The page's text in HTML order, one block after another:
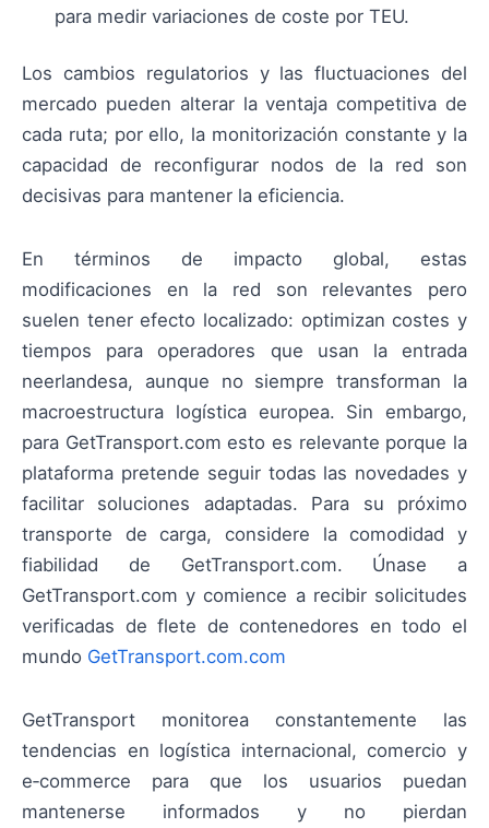
para medir variaciones de coste por TEU.
Los cambios regulatorios y las fluctuaciones del
mercado pueden alterar la ventaja competitiva de
cada ruta; por ello, la monitorización constante y la
capacidad de reconfigurar nodos de la red son
decisivas para mantener la eficiencia.
En términos de impacto global, estas
modificaciones en la red son relevantes pero
suelen tener efecto localizado: optimizan costes y
tiempos para operadores que usan la entrada
neerlandesa, aunque no siempre transforman la
macroestructura logística europea. Sin embargo,
para GetTransport.com esto es relevante porque la
plataforma pretende seguir todas las novedades y
facilitar soluciones adaptadas. Para su próximo
transporte de carga, considere la comodidad y
fiabilidad de GetTransport.com. Únase a
GetTransport.com y comience a recibir solicitudes
verificadas de flete de contenedores en todo el
mundo GetTransport.com.com
GetTransport monitorea constantemente las
tendencias en logística internacional, comercio y
e‑commerce para que los usuarios puedan
mantenerse informados y no pierdan